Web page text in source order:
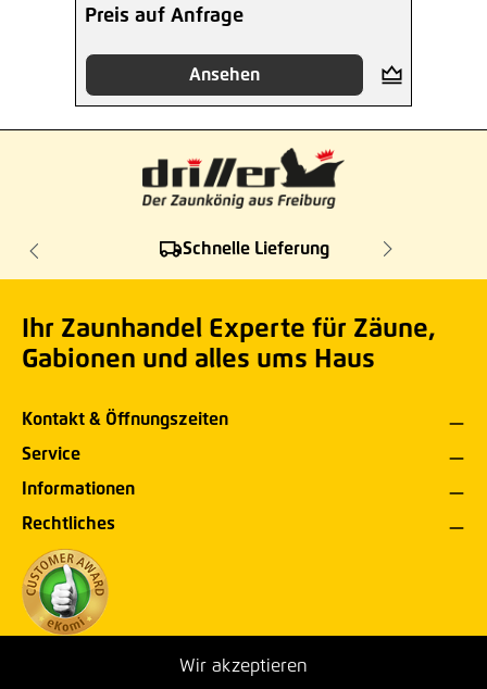
Preis auf Anfrage
Ansehen
Schnelle Lieferung
Ihr Zaunhandel Experte für Zäune,
Gabionen und alles ums Haus
Kontakt & Öffnungszeiten
Service
Informationen
Rechtliches
Wir akzeptieren